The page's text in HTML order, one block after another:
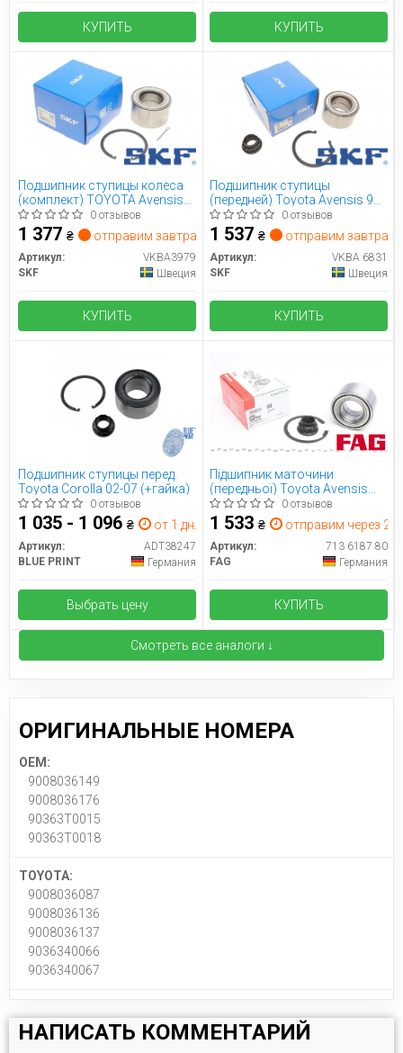
КУПИТЬ КУПИТЬ
Подшипник ступицы колеса
(комплект) TOYOTA Avensis
97- 1,6-2,4 Corolla 1,4-2,0 97-.
(VKBA3979) SKF
0 отзывов
1 377 ₴ отправим завтра
Артикул:
VKBA3979
SKF
Швеция
КУПИТЬ
Подшипник ступицы
(передней) Toyota Avensis 97-
08/Corolla 97-07 (40x74x42)
0 отзывов
1 537 ₴ отправим завтра
Артикул:
VKBA 6831
SKF
Швеция
КУПИТЬ
Подшипник ступицы перед.
Toyota Corolla 02-07 (+гайка)
0 отзывов
1 035 - 1 096 ₴ от 1 дн.
Артикул:
ADT38247
BLUE PRINT
Германия
Выбрать цену
Підшипник маточини
(передньої) Toyota Avensis
97-08/Corolla 97-07
(40х74х42) FAG 713 6187 80
0 отзывов
1 533 ₴ отправим через 2
Артикул:
713 6187 80
FAG
Германия
КУПИТЬ
Смотреть все аналоги ↓
ОРИГИНАЛЬНЫЕ НОМЕРА
OEM:
9008036149
9008036176
90363T0015
90363T0018
TOYOTA:
9008036087
9008036136
9008036137
9036340066
9036340067
НАПИСАТЬ КОММЕНТАРИЙ